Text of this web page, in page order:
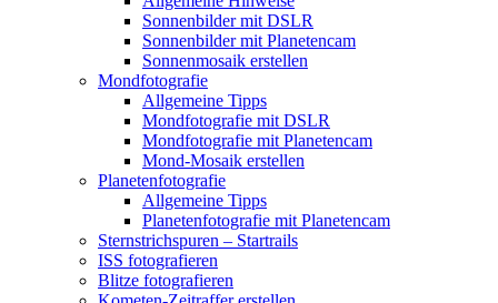
Sonnenbilder mit DSLR
Sonnenbilder mit Planetencam
Sonnenmosaik erstellen
Mondfotografie
Allgemeine Tipps
Mondfotografie mit DSLR
Mondfotografie mit Planetencam
Mond-Mosaik erstellen
Planetenfotografie
Allgemeine Tipps
Planetenfotografie mit Planetencam
Sternstrichspuren – Startrails
ISS fotografieren
Blitze fotografieren